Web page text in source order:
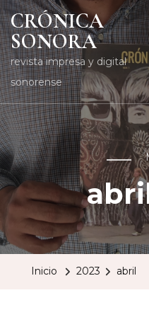
CRÓNICA
SONORA
revista impresa y digital
sonorense
Inicio 2023 abril